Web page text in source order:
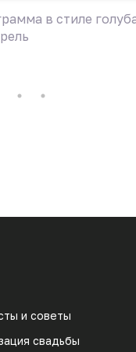
в стиле
и советы
свадьбы